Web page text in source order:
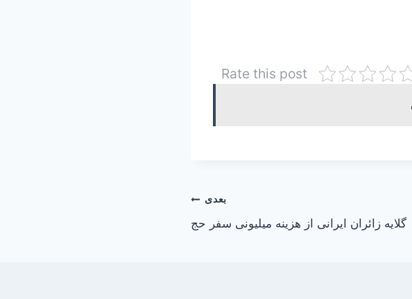
Rate this post
بعدی
گلایه زائران ایرانی از هزینه میلیونی سفر حج